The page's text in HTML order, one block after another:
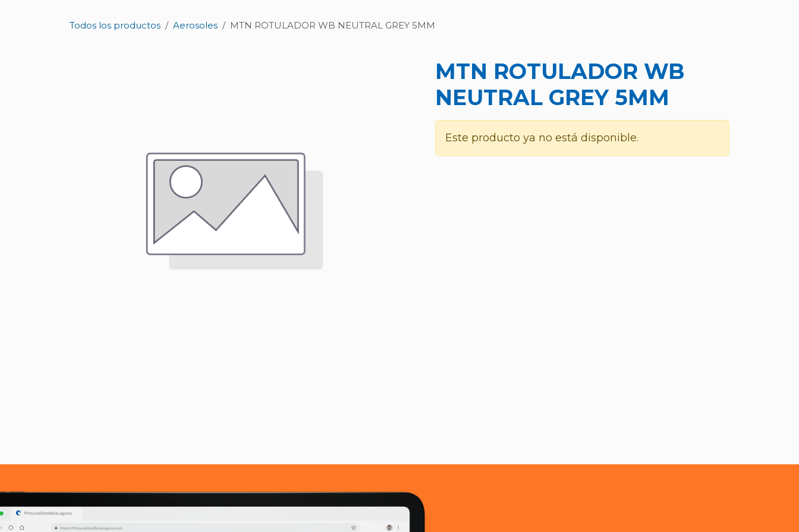
Todos los productos
Aerosoles MTN ROTULADOR WB NEUTRAL GREY 5MM
MTN ROTULADOR WB
NEUTRAL GREY 5MM
Este producto ya no está disponible.